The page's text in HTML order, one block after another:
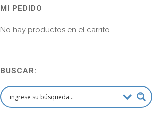
MI PEDIDO
No hay productos en el carrito.
BUSCAR: